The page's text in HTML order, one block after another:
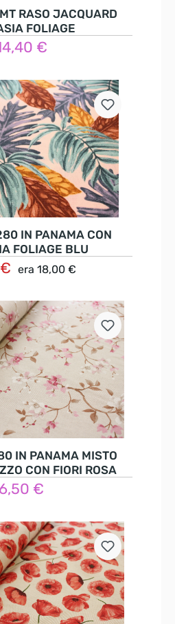
RASO JACQUARD
FOLIAGE
€
Dettagli
IN PANAMA CON
FOLIAGE BLU
era 18,00 €
carrello
IN PANAMA MISTO
CON FIORI ROSA
6,50 €
carrello